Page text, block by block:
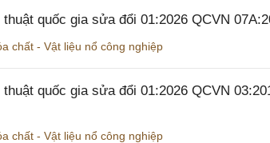
quốc gia sửa đổi 01:2026 QCVN
chất - Vật liệu nổ công nghiệp
quốc gia sửa đổi 01:2026 QCVN
chất - Vật liệu nổ công nghiệp